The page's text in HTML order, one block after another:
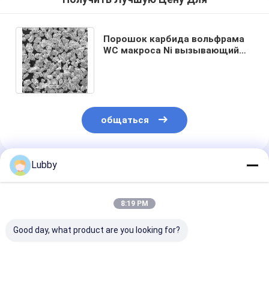
Порошок карбида вольфрама
WC макроса Ni вызывающий
общаться
Порекомендованные Продукты
Lubby
8:19 PM
Good day, what product are you looking for?